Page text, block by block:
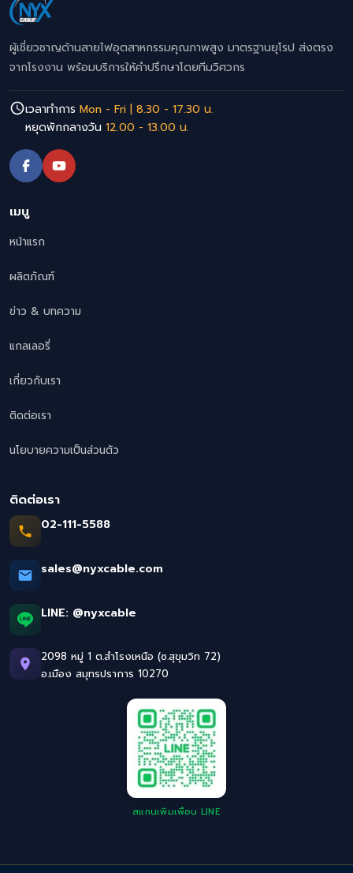
ผู้เชี่ยวชาญด้านสายไฟอุตสาหกรรมคุณภาพสูง มาตรฐานยุโรป ส่งตรง
จากโรงงาน พร้อมบริการให้คำปรึกษาโดยทีมวิศวกร
เวลาทำการ Mon - Fri | 8.30 - 17.30 น.
หยุดพักกลางวัน 12.00 - 13.00 น.
เมนู
หน้าแรก
ผลิตภัณฑ์
ข่าว & บทความ
แกลเลอรี่
เกี่ยวกับเรา
ติดต่อเรา
นโยบายความเป็นส่วนตัว
ติดต่อเรา
02-111-5588
sales@nyxcable.com
LINE: @nyxcable
2098 หมู่ 1 ต.สำโรงเหนือ (ซ.สุขุมวิท 72)
อ.เมือง สมุทรปราการ 10270
สแกนเพิ่มเพื่อน LINE